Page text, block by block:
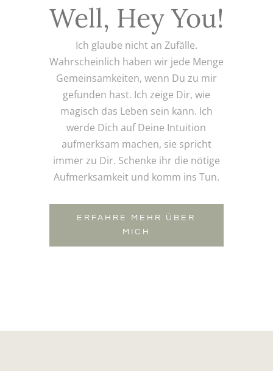
Well, Hey You!
Ich glaube nicht an Zufälle.
Wahrscheinlich haben wir jede Menge
Gemeinsamkeiten, wenn Du zu mir
gefunden hast. Ich zeige Dir, wie
magisch das Leben sein kann. Ich
werde Dich auf Deine Intuition
aufmerksam machen, sie spricht
immer zu Dir. Schenke ihr die nötige
Aufmerksamkeit und komm ins Tun.
ERFAHRE MEHR ÜBER
MICH